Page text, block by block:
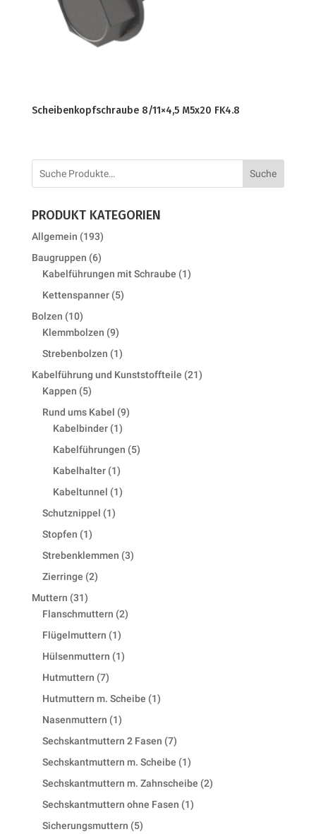
Scheibenkopfschraube 8/11×4,5 M5x20 FK4.8
Suche
PRODUKT KATEGORIEN
Allgemein 193193
products
Baugruppen 66
products
Kabelführungen mit Schraube 11
Kettenspanner 55
Bolzen 1010
products
Klemmbolzen 99
products
Strebenbolzen 11
product
Kabelführung und Kunststoffteile 2121
Kappen 55
products
Rund ums Kabel 99
Kabelbinder 11
product
Kabelführungen 55
Kabelhalter 11
product
Kabeltunnel 11
Schutznippel 11
Stopfen 11
Strebenklemmen 33
Zierringe 22
Muttern 3131
products
Flanschmuttern 22
Flügelmuttern 11
product
Hülsenmuttern 11
Hutmuttern 77
products
Hutmuttern m. Scheibe 11
Nasenmuttern 11
product
Sechskantmuttern 2 Fasen 77
products
Sechskantmuttern m. Scheibe 11
product
Sechskantmuttern m. Zahnscheibe 22
Sechskantmuttern ohne Fasen 11
Sicherungsmuttern 55